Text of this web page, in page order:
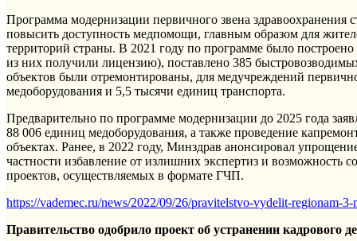
Программа модернизации первичного звена здравоохранения
повысить доступность медпомощи, главным образом для
территорий страны. В 2021 году по программе было
из них получили лицензию), поставлено 385
объектов были отремонтированы, для медучреждений
медоборудования и 5,5 тысячи единиц транспорта.
Предварительно по программе модернизации до 2025 года
88 006 единиц медоборудования, а также проведение
объектах. Ранее, в 2022 году, Минздрав анонсировал
частности избавление от излишних экспертиз и возможность
проектов, осуществляемых в формате ГЧП.
https://vademec.ru/news/2022/09/26/pravitelstvo-vydelit-regionam-
Правительство одобрило проект об устранении кадрового